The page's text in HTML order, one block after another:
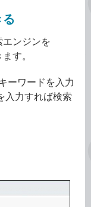
ンジンを
す。
ーワードを入力
入力すれば検索